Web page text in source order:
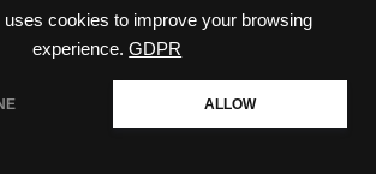
uses cookies to improve your browsing
experience. GDPR
ALLOW
ออกบูธที่พม่างาน “MYANMAR
สอบถามเพิ่มเติม